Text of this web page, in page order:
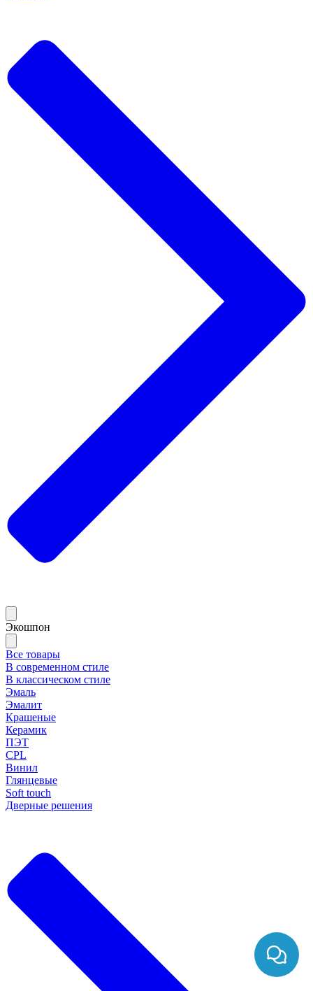
Экошпон
Все товары
В современном стиле
В классическом стиле
Эмаль
Эмалит
Крашеные
Керамик
ПЭТ
CPL
Винил
Глянцевые
Soft touch
Дверные решения